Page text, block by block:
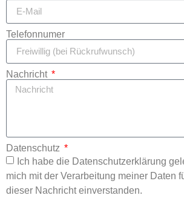
Telefonnumer
Nachricht
Datenschutz
Ich habe die Datenschutzerklärung
mich mit der Verarbeitung meiner Daten
dieser Nachricht einverstanden.